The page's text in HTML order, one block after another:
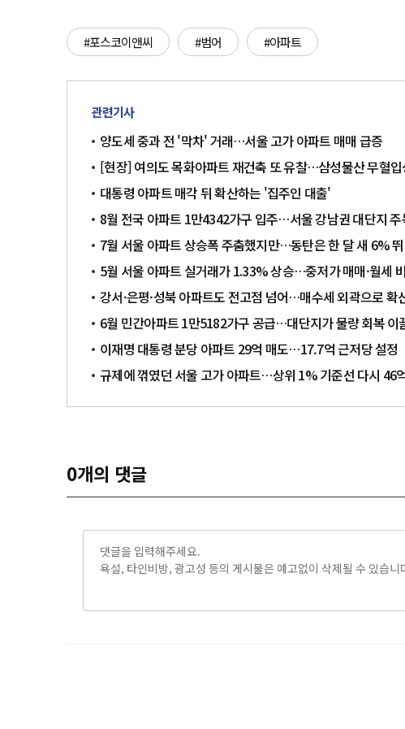
#포스코이앤씨 #범어 #아파트
관련기사
양도세 중과 전 '막차' 거래…서울 고가 아파트 매매 급증
[현장] 여의도 목화아파트 재건축 또 유찰…삼성물산 무혈입
대통령 아파트 매각 뒤 확산하는 '집주인 대출'
8월 전국 아파트 1만4342가구 입주…서울 강남권 대단지 주
7월 서울 아파트 상승폭 주춤했지만…동탄은 한 달 새 6%
5월 서울 아파트 실거래가 1.33% 상승…중저가 매매·월세
강서·은평·성북 아파트도 전고점 넘어…매수세 외곽으로 확
6월 민간아파트 1만5182가구 공급…대단지가 물량 회복 이
이재명 대통령 분당 아파트 29억 매도…17.7억 근저당 설정
규제에 꺾였던 서울 고가 아파트…상위 1% 기준선 다시 46
0개의 댓글